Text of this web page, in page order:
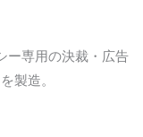
ー専用の決裁・広告
製造。